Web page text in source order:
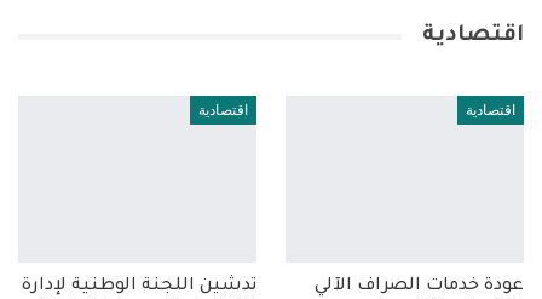
اقتصادية
اقتصادية
عودة خدمات الصراف الآلي
اقتصادية
تدشين اللجنة الوطنية لإدارة